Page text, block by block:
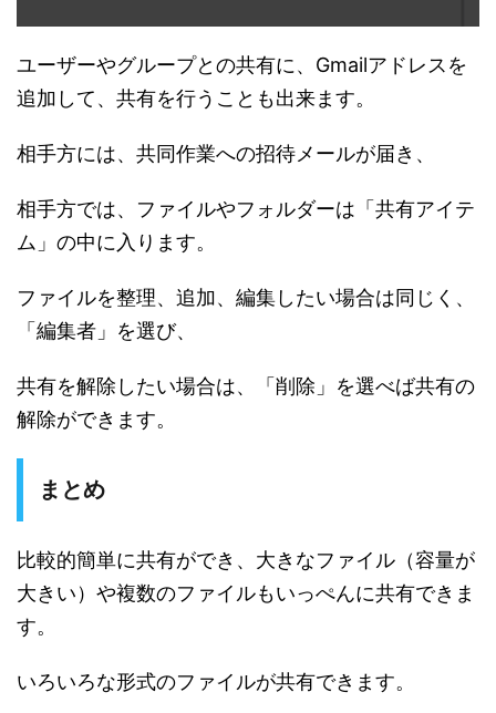
ユーザーやグループとの共有に、Gmailアドレスを
追加して、共有を行うことも出来ます。
相手方には、共同作業への招待メールが届き、
相手方では、ファイルやフォルダーは「共有アイテ
ム」の中に入ります。
ファイルを整理、追加、編集したい場合は同じく、
「編集者」を選び、
共有を解除したい場合は、「削除」を選べば共有の
解除ができます。
まとめ
比較的簡単に共有ができ、大きなファイル（容量が
大きい）や複数のファイルもいっぺんに共有できま
す。
いろいろな形式のファイルが共有できます。